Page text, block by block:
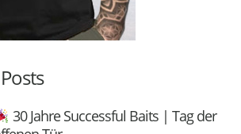
30 Jahre Successful Baits | Tag der